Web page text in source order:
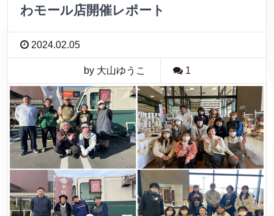
わモール店開催レポート
2024.02.05
by 大山ゆうこ 1